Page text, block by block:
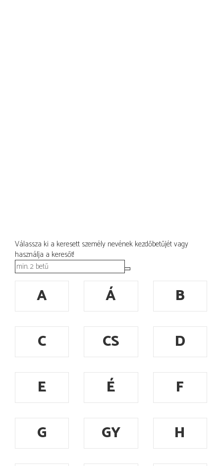
Válassza ki a keresett személy nevének kezdőbetűjét vagy
használja a keresőt!
A Á
B
C
CS
D
E
É
F
G
GY
H